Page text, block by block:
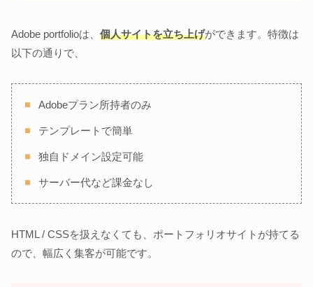
Adobe portfolioは、 個人サイトを立ち上げができます。特徴は
以下の通りで、
Adobeプラン所持者のみ
テンプレートで簡単
独自ドメイン設定可能
サーバー代など課金なし
HTML / CSSを扱えなくても、ポートフォリオサイトが持てる
ので、幅広く集客が可能です。